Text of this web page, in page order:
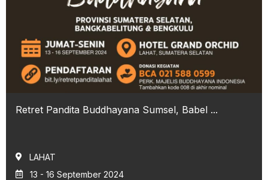
Retret Pandita Buddhayana Sumsel, Babel ...
LAHAT
13 - 16 September 2024